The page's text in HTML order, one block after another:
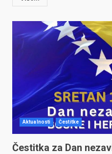
Aktualnosti Čestitke
Čestitka za Dan